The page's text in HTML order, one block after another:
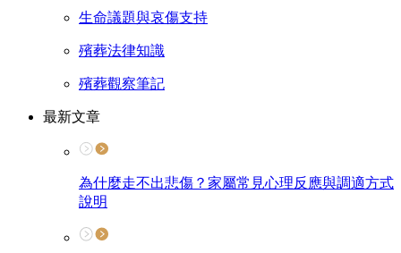
生命議題與哀傷支持
殯葬法律知識
殯葬觀察筆記
最新文章
為什麼走不出悲傷？家屬常見心理反應與調適方式
說明